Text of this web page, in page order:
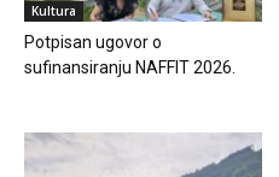
Kultura
Potpisan ugovor o
sufinansiranju NAFFIT 2026.